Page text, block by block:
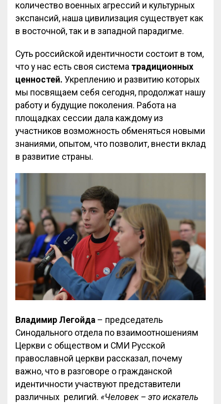
количество военных агрессий и культурных
экспансий, наша цивилизация существует как
в восточной, так и в западной парадигме.
Суть российской идентичности состоит в том,
что у нас есть своя система традиционных
ценностей. Укреплению и развитию которых
мы посвящаем себя сегодня, продолжат нашу
работу и будущие поколения. Работа на
площадках сессии дала каждому из
участников возможность обменяться новыми
знаниями, опытом, что позволит, внести вклад
в развитие страны.
Владимир Легойда – председатель
Синодального отдела по взаимоотношениям
Церкви с обществом и СМИ Русской
православной церкви рассказал, почему
важно, что в разговоре о гражданской
идентичности участвуют представители
различных религий. «Человек – это искатель